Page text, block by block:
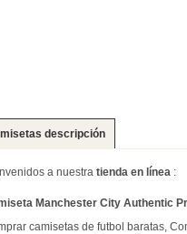
descripción
a nuestra tienda en línea :
Manchester City Authentic
camisetas de futbol baratas,